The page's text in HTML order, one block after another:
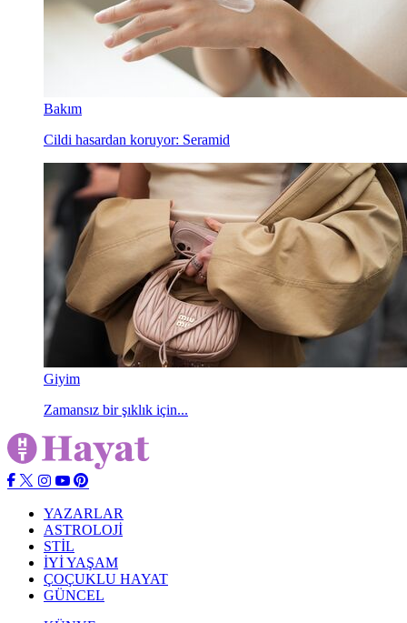
Bakım
Cildi hasardan koruyor: Seramid
Giyim
Zamansız bir şıklık için...
YAZARLAR
ASTROLOJİ
STİL
İYİ YAŞAM
ÇOÇUKLU HAYAT
GÜNCEL